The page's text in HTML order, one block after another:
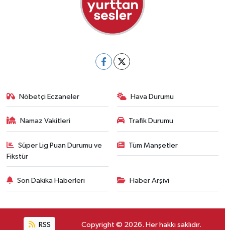
Nöbetçi Eczaneler Hava Durumu
Namaz Vakitleri Trafik Durumu
Süper Lig Puan Durumu ve
Fikstür
Tüm Manşetler
Son Dakika Haberleri Haber Arşivi
RSS Copyright © 2026. Her hakkı saklıdır.